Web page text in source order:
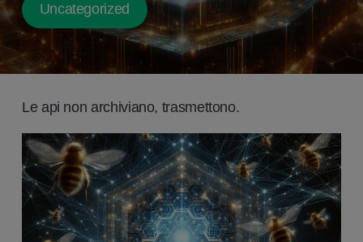
Uncategorized
Le api non archiviano, trasmettono.